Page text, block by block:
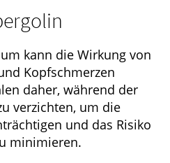
kann die Wirkung von
Kopfschmerzen
daher, während der
verzichten, um die
und das Risiko
minimieren.